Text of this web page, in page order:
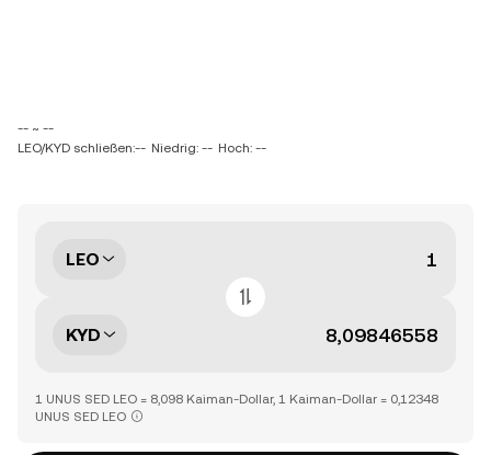
-- ~ --
LEO/KYD schließen:-- Niedrig: -- Hoch: --
LEO
KYD
1 UNUS SED LEO = 8,098 Kaiman-Dollar, 1 Kaiman-Dollar = 0,12348
UNUS SED LEO